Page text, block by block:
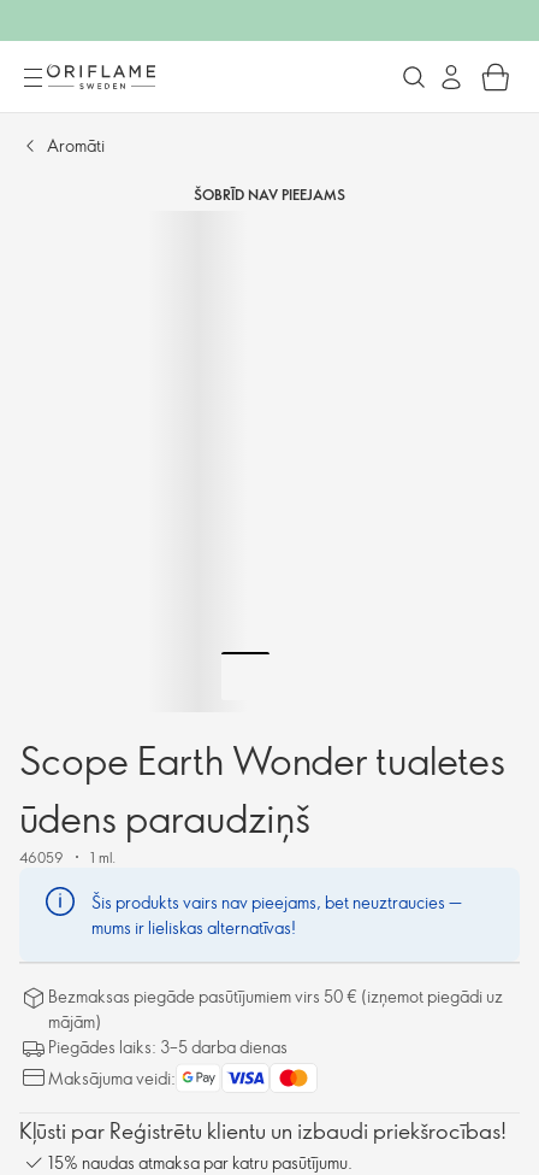
Aromāti
ŠOBRĪD NAV PIEEJAMS
Scope Earth Wonder tualetes
ūdens paraudziņš
46059 1 ml.
Šis produkts vairs nav pieejams, bet neuztraucies —
mums ir lieliskas alternatīvas!
Bezmaksas piegāde pasūtījumiem virs 50 € (izņemot piegādi uz
mājām)
Piegādes laiks: 3–5 darba dienas
Maksājuma veidi:
Kļūsti par Reģistrētu klientu un izbaudi priekšrocības!
15% naudas atmaksa par katru pasūtījumu.